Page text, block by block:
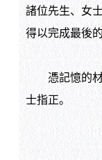
諸位先生、女
得以完成最後的
憑記憶的材
士指正。